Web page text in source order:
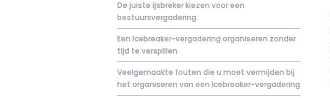
De juiste ijsbreker kiezen voor een
bestuursvergadering
Een Icebreaker-vergadering organiseren zonder
tijd te verspillen
Veelgemaakte fouten die u moet vermijden bij
het organiseren van een Icebreaker-vergadering